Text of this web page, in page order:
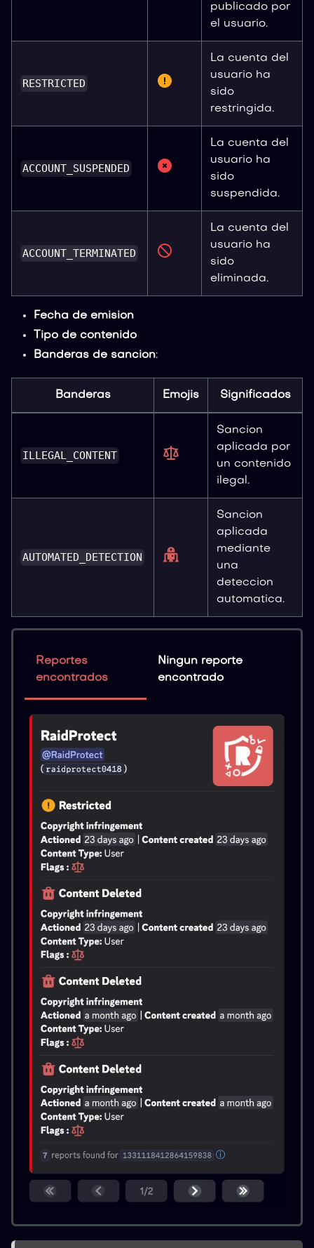
publicado por
el usuario.
RESTRICTED
La cuenta del
usuario ha
sido
restringida.
ACCOUNT_SUSPENDED
La cuenta del
usuario ha
sido
suspendida.
ACCOUNT_TERMINATED
La cuenta del
usuario ha
sido
eliminada.
Fecha de emision
Tipo de contenido
Banderas de sancion:
Banderas Emojis Significados
ILLEGAL_CONTENT
Sancion
aplicada por
un contenido
ilegal.
AUTOMATED_DETECTION
Sancion
aplicada
mediante
una
deteccion
automatica.
Reportes
encontrados
Ningun reporte
encontrado